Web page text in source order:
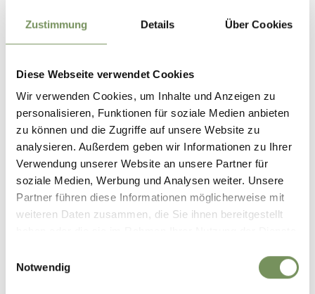
Zustimmung Details Über Cookies
Diese Webseite verwendet Cookies
Wir verwenden Cookies, um Inhalte und Anzeigen zu
personalisieren, Funktionen für soziale Medien anbieten
zu können und die Zugriffe auf unsere Website zu
analysieren. Außerdem geben wir Informationen zu Ihrer
Verwendung unserer Website an unsere Partner für
soziale Medien, Werbung und Analysen weiter. Unsere
Partner führen diese Informationen möglicherweise mit
weiteren Daten zusammen, die Sie ihnen bereitgestellt
Notwendig